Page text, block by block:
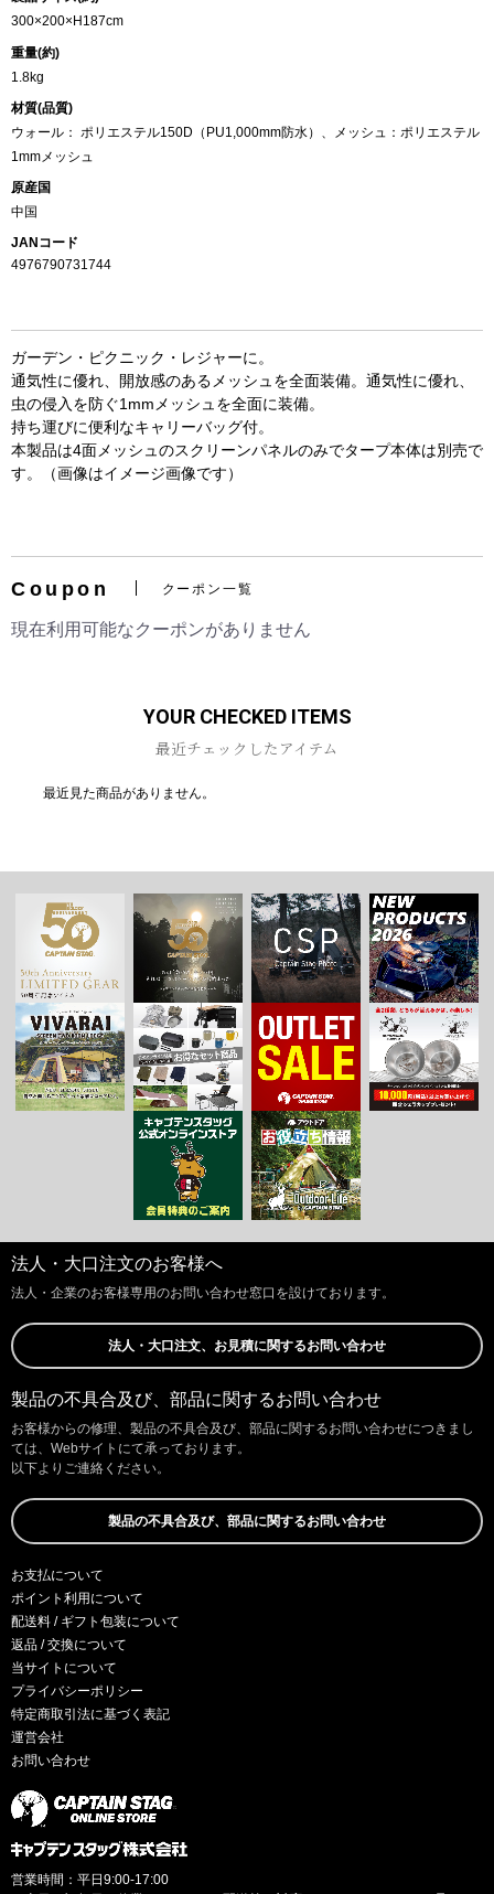
300×200×H187cm
重量(約)
1.8kg
材質(品質)
ウォール： ポリエステル150D（PU1,000mm防水）、メッシュ：ポリエステル
1mmメッシュ
原産国
中国
JANコード
4976790731744
ガーデン・ピクニック・レジャーに。
通気性に優れ、開放感のあるメッシュを全面装備。通気性に優れ、
虫の侵入を防ぐ1mmメッシュを全面に装備。
持ち運びに便利なキャリーバッグ付。
本製品は4面メッシュのスクリーンパネルのみでタープ本体は別売で
す。（画像はイメージ画像です）
Coupon クーポン一覧
現在利用可能なクーポンがありません
YOUR CHECKED ITEMS
最近チェックしたアイテム
最近見た商品がありません。
法人・大口注文のお客様へ
法人・企業のお客様専用のお問い合わせ窓口を設けております。
法人・大口注文、お見積に関するお問い合わせ
製品の不具合及び、部品に関するお問い合わせ
お客様からの修理、製品の不具合及び、部品に関するお問い合わせにつきまし
ては、Webサイトにて承っております。
以下よりご連絡ください。
製品の不具合及び、部品に関するお問い合わせ
お支払について
ポイント利用について
配送料 / ギフト包装について
返品 / 交換について
当サイトについて
プライバシーポリシー
特定商取引法に基づく表記
運営会社
お問い合わせ
営業時間：平日9:00-17:00